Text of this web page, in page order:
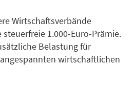
Wirtschaftsverbände
1.000-Euro-Prämie.
Belastung für
wirtschaftlichen